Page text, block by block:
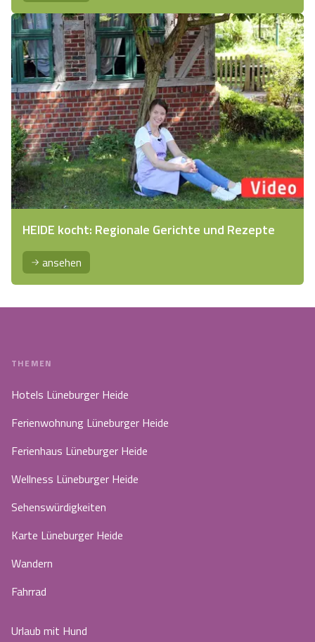
HEIDE kocht: Regionale Gerichte und Rezepte
ansehen
THEMEN
Hotels Lüneburger Heide
Ferienwohnung Lüneburger Heide
Ferienhaus Lüneburger Heide
Wellness Lüneburger Heide
Sehenswürdigkeiten
Karte Lüneburger Heide
Wandern
Fahrrad
Urlaub mit Hund